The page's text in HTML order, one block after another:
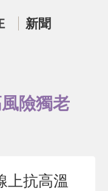
新聞
風險獨老
上抗高溫